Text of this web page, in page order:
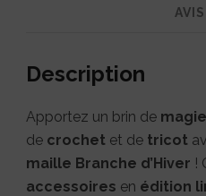
Description
Apportez un brin de
de crochet et de tricot
maille Branche d’Hiver !
accessoires en édition